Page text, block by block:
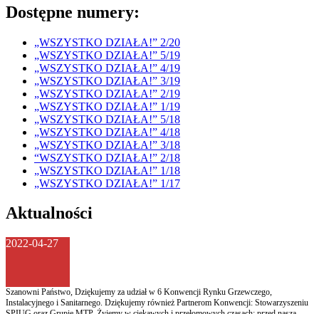
Dostępne numery:
„WSZYSTKO DZIAŁA!” 2/20
„WSZYSTKO DZIAŁA!” 5/19
„WSZYSTKO DZIAŁA!” 4/19
„WSZYSTKO DZIAŁA!” 3/19
„WSZYSTKO DZIAŁA!” 2/19
„WSZYSTKO DZIAŁA!” 1/19
„WSZYSTKO DZIAŁA!” 5/18
„WSZYSTKO DZIAŁA!” 4/18
„WSZYSTKO DZIAŁA!” 3/18
“WSZYSTKO DZIAŁA!” 2/18
„WSZYSTKO DZIAŁA!” 1/18
„WSZYSTKO DZIAŁA!” 1/17
Aktualności
2022-04-27
Szanowni Państwo, Dziękujemy za udział w 6 Konwencji Rynku Grzewczego,
Instalacyjnego i Sanitarnego. Dziękujemy również Partnerom Konwencji: Stowarzyszeniu